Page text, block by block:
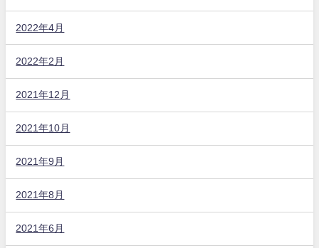
2022年4月
2022年2月
2021年12月
2021年10月
2021年9月
2021年8月
2021年6月